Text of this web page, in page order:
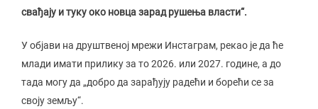
свађају и туку око новца зарад рушења власти“.
У објави на друштвеној мрежи Инстаграм, рекао је да ће
млади имати прилику за то 2026. или 2027. године, а до
тада могу да „добро да зарађују радећи и борећи се за
своју земљу“.